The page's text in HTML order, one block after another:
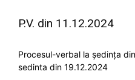
P.V. din 11.12.2024
Procesul-verbal la ședința
sedinta din 19.12.2024